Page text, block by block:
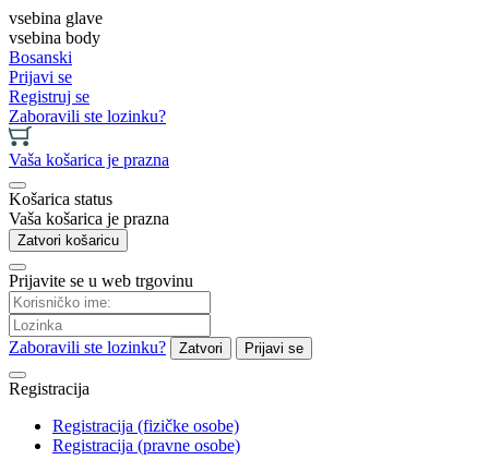
vsebina glave
vsebina body
Bosanski
Prijavi se
Registruj se
Zaboravili ste lozinku?
Vaša košarica je prazna
Košarica status
Vaša košarica je prazna
Zatvori košaricu
Prijavite se u web trgovinu
Zaboravili ste lozinku? Zatvori Prijavi se
Registracija
Registracija (fizičke osobe)
Registracija (pravne osobe)